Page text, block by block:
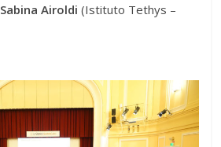
Sabina Airoldi(Istituto Tethys –